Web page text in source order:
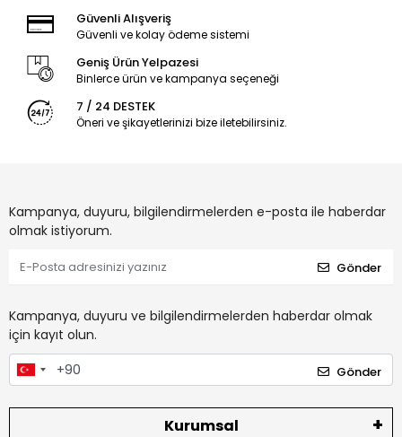
Güvenli Alışveriş
Güvenli ve kolay ödeme sistemi
Geniş Ürün Yelpazesi
Binlerce ürün ve kampanya seçeneği
7 / 24 DESTEK
Öneri ve şikayetlerinizi bize iletebilirsiniz.
Kampanya, duyuru, bilgilendirmelerden e-posta ile haberdar
olmak istiyorum.
Gönder
Kampanya, duyuru ve bilgilendirmelerden haberdar olmak
için kayıt olun.
Gönder
Kurumsal